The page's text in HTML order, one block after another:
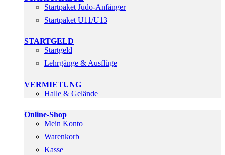
Startpaket Judo-Anfänger
Startpaket U11/U13
STARTGELD
Startgeld
Lehrgänge & Ausflüge
VERMIETUNG
Halle & Gelände
Online-Shop
Mein Konto
Warenkorb
Kasse